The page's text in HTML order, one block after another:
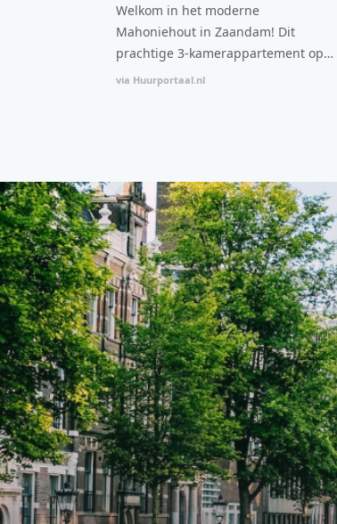
Welkom in het moderne
Mahoniehout in Zaandam! Dit
prachtige 3-kamerappartement op
de 6e verdieping biedt een ideale
van €107,50 per maand is dit een
geweldige kans voor professionals
die op zoek zijn naar een woning die
direct beschikbaar is vanaf 1 april
2026. Bij binnenkomst word je
verwelkomd in een ruime
woonkamer met open keuken,
samen goed voor 44 m² aan
leefruimte. De lichte woonkamer
biedt genoeg ruimte voor een
gezellige zithoek én een stijlvolle
eethoek. De keuken is van alle
gemakken voorzien, perfect voor het
bereiden van heerlijke maaltijden.
Vanuit de woonkamer stap je zo het
balkon op, waar je kunt genieten
via Huurportaal.nl